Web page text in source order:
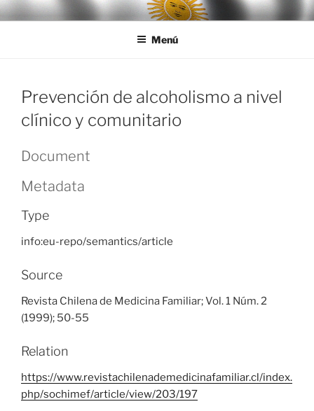
Ir
al
LEGISALUD
Menú
Prevención de alcoholismo a nivel
clínico y comunitario
Document
Metadata
Type
info:eu-repo/semantics/article
Source
Revista Chilena de Medicina Familiar; Vol. 1 Núm. 2
(1999); 50-55
Relation
https://www.revistachilenademedicinafamiliar.cl/index.
php/sochimef/article/view/203/197